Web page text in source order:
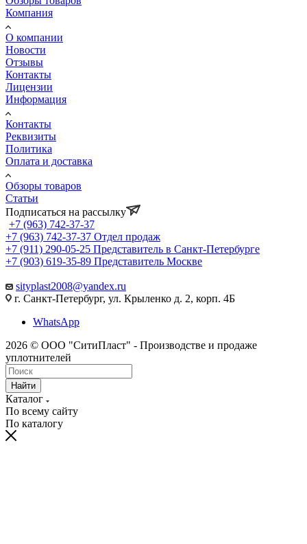
Компания
О компании
Новости
Отзывы
Контакты
Лицензии
Информация
Контакты
Реквизиты
Политика
Оплата и доставка
Обзоры товаров
Статьи
Подписаться на рассылку
+7 (963) 742-37-37
+7 (963) 742-37-37 Отдел продаж
+7 (911) 290-05-25 Представитель в Санкт-Петербурге
+7 (903) 619-35-89 Представитель Москве
sityplast2008@yandex.ru
г. Санкт-Петербург, ул. Крыленко д. 2, корп. 4Б
WhatsApp
2026 © ООО "СитиПласт" - Производстве и продаже
уплотнителей
Найти
Каталог
По всему сайту
По каталогу